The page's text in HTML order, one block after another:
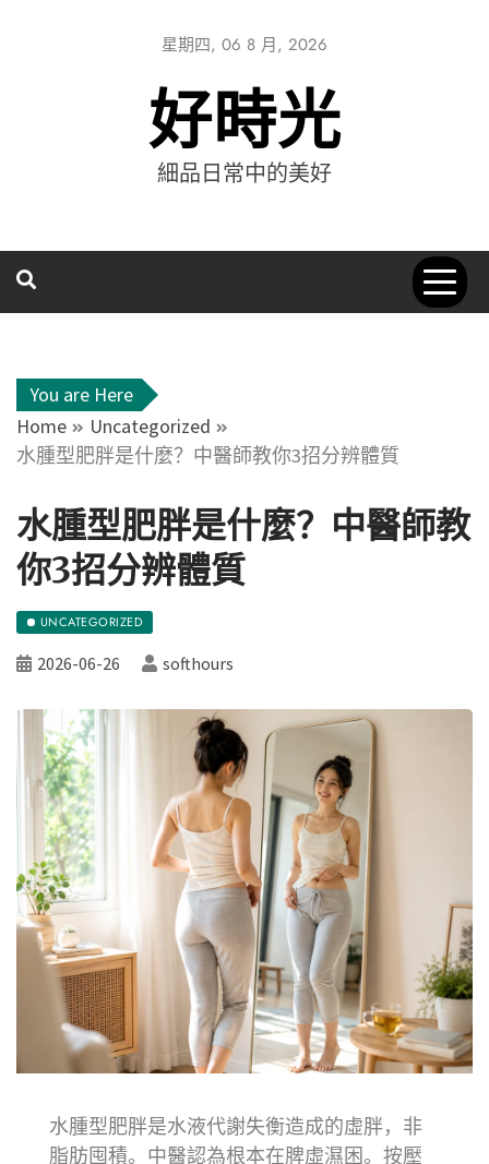
星期四, 06 8 月, 2026
好時光
細品日常中的美好
You are Here
Home
Uncategorized
水腫型肥胖是什麼？中醫師教你3招分辨體質
水腫型肥胖是什麼？中醫師教
你3招分辨體質
UNCATEGORIZED
2026-06-26 softhours
水腫型肥胖是水液代謝失衡造成的虛胖，非
脂肪囤積。中醫認為根本在脾虛濕困。按壓